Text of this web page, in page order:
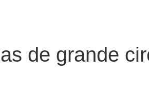
de grande